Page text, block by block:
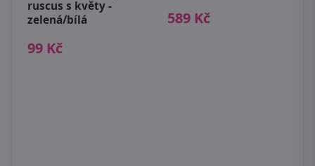
ruscus s květy -
zelená/bílá
99 Kč
589 Kč